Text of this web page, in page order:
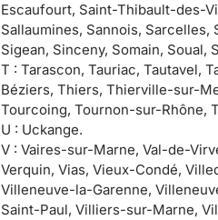
Escaufourt, Saint-Thibault-des-
Sallaumines, Sannois,
Sigean, Sinceny, Somain, Soual,
T : Tarascon, Tauriac, Tautavel,
Béziers, Thiers, Thierville-sur-
Tourcoing, Tournon-sur-Rhône,
U : Uckange.
V : Vaires-sur-Marne, Val-de-
Verquin, Vias, Vieux-Condé,
Villeneuve-la-Garenne,
Saint-Paul, Villiers-sur-Marne,